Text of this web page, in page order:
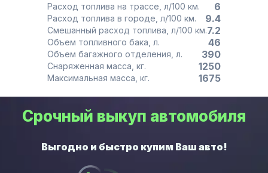
Расход топлива на трассе, л/100 км. 6
Расход топлива в городе, л/100 км. 9.4
Смешанный расход топлива, л/100 км.7.2
Объем топливного бака, л. 46
Объем багажного отделения, л. 390
Снаряженная масса, кг. 1250
Максимальная масса, кг. 1675
Срочный выкуп автомобиля